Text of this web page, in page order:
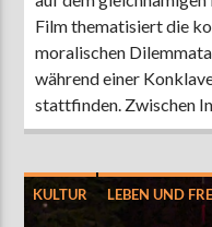
Film thematisiert die
moralischen
während einer
stattfinden. Zwischen
KULTUR LEBEN UND